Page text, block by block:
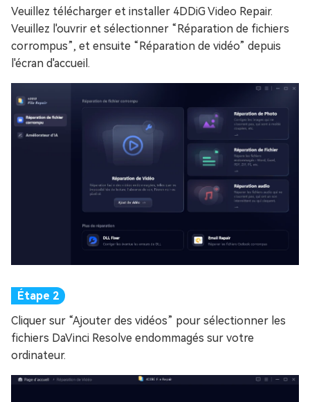
Veuillez télécharger et installer 4DDiG Video Repair.
Veuillez l'ouvrir et sélectionner “Réparation de fichiers
corrompus”, et ensuite “Réparation de vidéo” depuis
l'écran d'accueil.
Cliquer sur “Ajouter des vidéos” pour sélectionner les
fichiers DaVinci Resolve endommagés sur votre
ordinateur.